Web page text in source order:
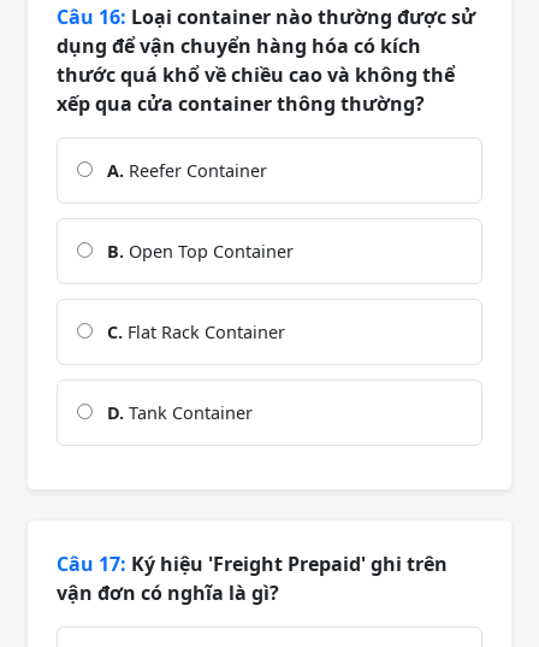
Câu 16: Loại container nào thường được sử
dụng để vận chuyển hàng hóa có kích
thước quá khổ về chiều cao và không thể
xếp qua cửa container thông thường?
A. Reefer Container
B. Open Top Container
C. Flat Rack Container
D. Tank Container
Câu 17: Ký hiệu 'Freight Prepaid' ghi trên
vận đơn có nghĩa là gì?